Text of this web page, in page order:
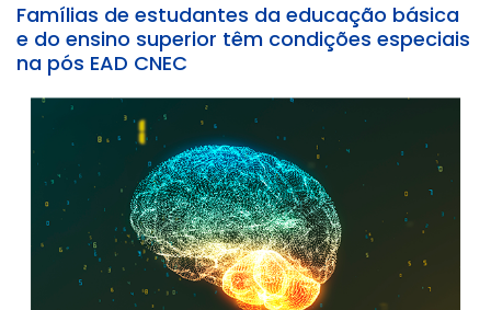
Famílias de estudantes da educação básica
e do ensino superior têm condições especiais
na pós EAD CNEC